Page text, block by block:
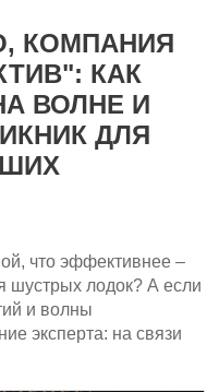
КОМПАНИЯ
КАК
ВОЛНЕ И
ДЛЯ
что эффективнее –
шустрых лодок? А если
и волны
эксперта: на связи